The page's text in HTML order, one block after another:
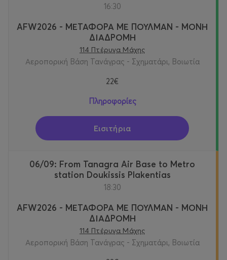
16:30
AFW2026 - ΜΕΤΑΦΟΡΑ ΜΕ ΠΟΥΛΜΑΝ - ΜΟΝΗ
ΔΙΑΔΡΟΜΗ
114 Πτέρυγα Μάχης
Αεροπορική Βάση Τανάγρας - Σχηματάρι, Βοιωτία
22€
Πληροφορίες
Εισιτήρια
06/09: From Tanagra Air Base to Metro
station Doukissis Plakentias
18:30
AFW2026 - ΜΕΤΑΦΟΡΑ ΜΕ ΠΟΥΛΜΑΝ - ΜΟΝΗ
ΔΙΑΔΡΟΜΗ
114 Πτέρυγα Μάχης
Αεροπορική Βάση Τανάγρας - Σχηματάρι, Βοιωτία